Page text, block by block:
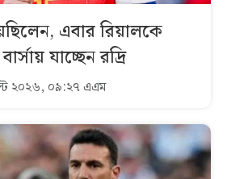
এবার রিয়ালকে
যাচ্ছেন রদ্রি
২০২৬, ০৯:২৭ এএম